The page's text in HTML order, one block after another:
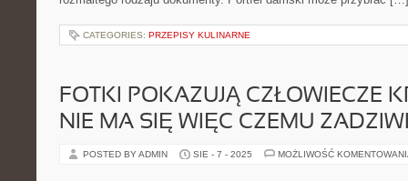
CATEGORIES: PRZEPISY KULINARNE
FOTKI POKAZUJĄ CZŁOWIECZE
NIE MA SIĘ WIĘC CZEMU
POSTED BY ADMIN SIE - 7 - 2025 MOŻLIWOŚĆ